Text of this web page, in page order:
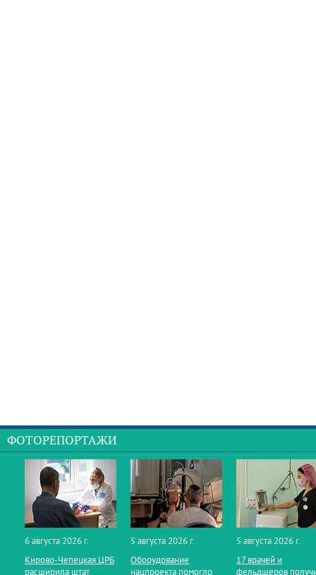
ФОТОРЕПОРТАЖИ
6 августа 2026 г.
Кирово‑Чепецкая ЦРБ
расширила штат
5 августа 2026 г.
Оборудование
нацпроекта помогло
5 августа 2026 г.
17 врачей и
фельдшеров